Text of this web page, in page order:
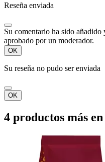
Reseña enviada
Su comentario ha sido añadido
aprobado por un moderador.
OK
Su reseña no pudo ser enviada
OK
4 productos más